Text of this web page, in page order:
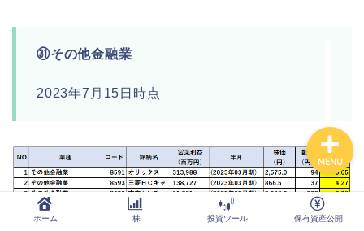
㉛その他金融業
2023年7月15日時点
ホーム 株 投資ツール 保有資産公開
MENU